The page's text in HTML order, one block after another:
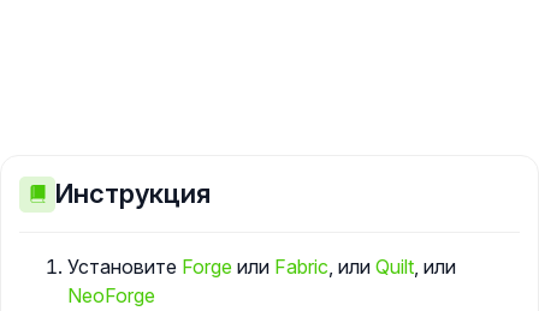
Инструкция
Установите Forge или Fabric, или Quilt, или
NeoForge